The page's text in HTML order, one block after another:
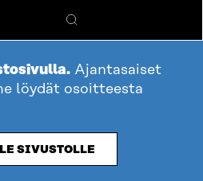
Hae
Ajantasaiset
löydät osoitteesta
SIVUSTOLLE